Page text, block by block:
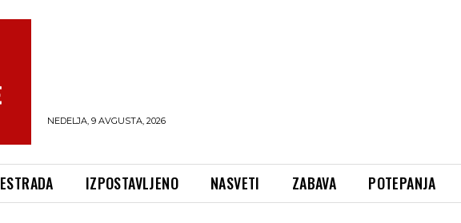
NEDELJA, 9 AVGUSTA, 2026
ESTRADA IZPOSTAVLJENO NASVETI ZABAVA POTEPANJA